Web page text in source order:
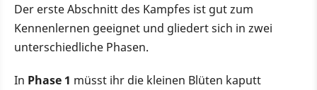
Der erste Abschnitt des Kampfes ist gut zum
Kennenlernen geeignet und gliedert sich in zwei
unterschiedliche Phasen.
In Phase 1 müsst ihr die kleinen Blüten kaputt